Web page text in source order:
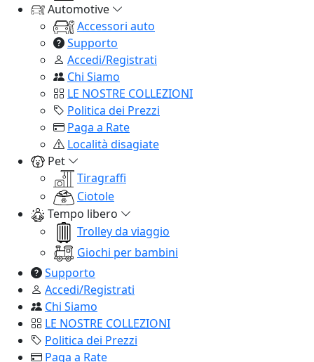
Automotive
Accessori auto
Supporto
Accedi/Registrati
Chi Siamo
LE NOSTRE COLLEZIONI
Politica dei Prezzi
Paga a Rate
Località disagiate
Pet
Tiragraffi
Ciotole
Tempo libero
Trolley da viaggio
Giochi per bambini
Supporto
Accedi/Registrati
Chi Siamo
LE NOSTRE COLLEZIONI
Politica dei Prezzi
Paga a Rate